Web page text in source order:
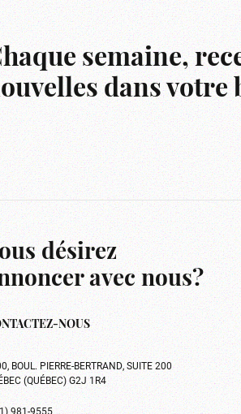
semaine,
dans
désirez
avec nous?
NOUS
BOUL. PIERRE-BERTRAND, SUITE 200
(QUÉBEC) G2J 1R4
981-9555